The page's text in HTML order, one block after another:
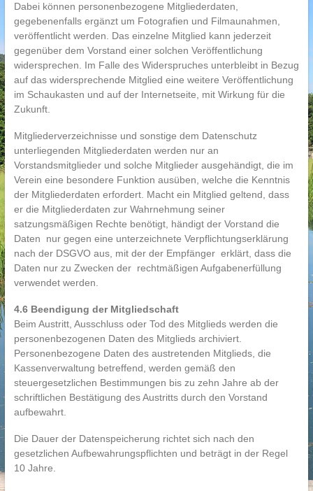
Dabei können personenbezogene Mitgliederdaten,
gegebenenfalls ergänzt um Fotografien und Filmaunahmen,
veröffentlicht werden. Das einzelne Mitglied kann jederzeit
gegenüber dem Vorstand einer solchen Veröffentlichung
widersprechen. Im Falle des Widerspruches unterbleibt in Bezug
auf das widersprechende Mitglied eine weitere Veröffentlichung
im Schaukasten und auf der Internetseite, mit Wirkung für die
Zukunft.
Mitgliederverzeichnisse und sonstige dem Datenschutz
unterliegenden Mitgliederdaten werden nur an
Vorstandsmitglieder und solche Mitglieder ausgehändigt, die im
Verein eine besondere Funktion ausüben, welche die Kenntnis
der Mitgliederdaten erfordert. Macht ein Mitglied geltend, dass
er die Mitgliederdaten zur Wahrnehmung seiner
satzungsmäßigen Rechte benötigt, händigt der Vorstand die
Daten nur gegen eine unterzeichnete Verpflichtungserklärung
nach der DSGVO aus, mit der der Empfänger erklärt, dass die
Daten nur zu Zwecken der rechtmäßigen Aufgabenerfüllung
verwendet werden.
4.6 Beendigung der Mitgliedschaft
Beim Austritt, Ausschluss oder Tod des Mitglieds werden die
personenbezogenen Daten des Mitglieds archiviert.
Personenbezogene Daten des austretenden Mitglieds, die
Kassenverwaltung betreffend, werden gemäß den
steuergesetzlichen Bestimmungen bis zu zehn Jahre ab der
schriftlichen Bestätigung des Austritts durch den Vorstand
aufbewahrt.
Die Dauer der Datenspeicherung richtet sich nach den
gesetzlichen Aufbewahrungspflichten und beträgt in der Regel
10 Jahre.